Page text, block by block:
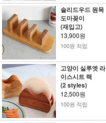
솔리드우드 원목
도마꽂이
(재입고)
13,900원
100원 적립
고양이 실루엣 라
이스시트 랙
(2 styles)
12,500원
100원 적립